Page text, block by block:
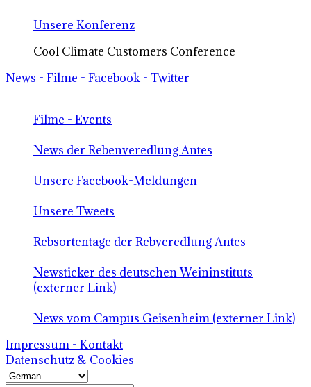
Unsere Konferenz
Cool Climate Customers Conference
News - Filme - Facebook - Twitter
Filme - Events
News der Rebenveredlung Antes
Unsere Facebook-Meldungen
Unsere Tweets
Rebsortentage der Rebveredlung Antes
Newsticker des deutschen Weininstituts
(externer Link)
News vom Campus Geisenheim (externer Link)
Impressum - Kontakt
Datenschutz & Cookies